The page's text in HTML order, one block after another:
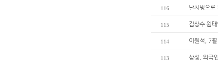
116 난치병으로
115 김상수 원
114 이원석, 7
113 삼성, 외국